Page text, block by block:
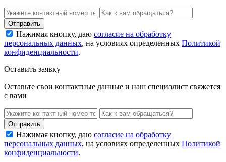
Нажимая кнопку, даю согласие на обработку
персональных данных, на условиях определенных Политикой
конфиденциальности.
Оставить заявку
Оставьте свои контактные данные и наш специалист свяжется
с вами
Нажимая кнопку, даю согласие на обработку
персональных данных, на условиях определенных Политикой
конфиденциальности.